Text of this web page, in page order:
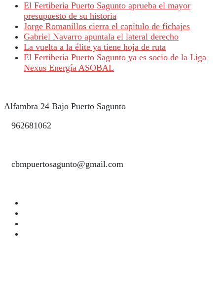
El Fertiberia Puerto Sagunto aprueba el mayor
presupuesto de su historia
Jorge Romanillos cierra el capítulo de fichajes
Gabriel Navarro apuntala el lateral derecho
La vuelta a la élite ya tiene hoja de ruta
El Fertiberia Puerto Sagunto ya es socio de la Liga
Nexus Energía ASOBAL
Alfambra 24 Bajo Puerto Sagunto
962681062
cbmpuertosagunto@gmail.com